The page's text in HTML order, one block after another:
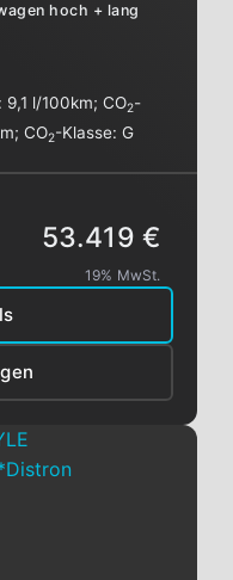
hoch + lang
9,1 l/100km;CO2-
;CO2-Klasse:G
53.419 €
19% MwSt.